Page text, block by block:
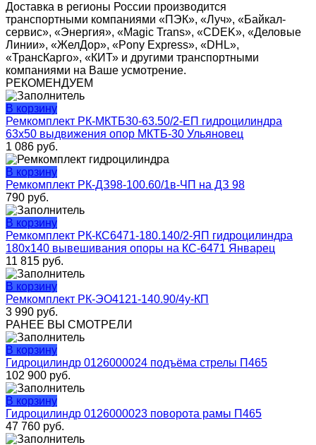
Доставка в регионы России производится
транспортными компаниями «ПЭК», «Луч», «Байкал-
сервис», «Энергия», «Magic Trans», «CDEK», «Деловые
Линии», «ЖелДор», «Pony Express», «DHL»,
«ТрансКарго», «КИТ» и другими транспортными
компаниями на Ваше усмотрение.
РЕКОМЕНДУЕМ
В корзину
Ремкомплект РК-МКТБ30-63.50/2-ЕП гидроцилиндра
63х50 выдвижения опор МКТБ-30 Ульяновец
1 086 руб.
В корзину
Ремкомплект РК-ДЗ98-100.60/1в-ЧП на ДЗ 98
790 руб.
В корзину
Ремкомплект РК-КС6471-180.140/2-ЯП гидроцилиндра
180х140 вывешивания опоры на КС-6471 Январец
11 815 руб.
В корзину
Ремкомплект РК-ЭО4121-140.90/4у-КП
3 990 руб.
РАНЕЕ ВЫ СМОТРЕЛИ
В корзину
Гидроцилиндр 0126000024 подъёма стрелы П465
102 900 руб.
В корзину
Гидроцилиндр 0126000023 поворота рамы П465
47 760 руб.